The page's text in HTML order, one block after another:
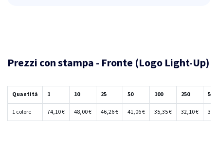
Prezzi con stampa - Fronte (Logo Light-Up)
Quantità 1 10 25 50 100 250 500
1 colore 74,10 € 48,00 € 46,26 € 41,06 € 35,35 € 32,10 €